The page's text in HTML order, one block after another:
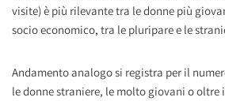
visite) è più rilevante tra le donne più
socio economico, tra le pluripare e le
Andamento analogo si registra per il
le donne straniere, le molto giovani o oltre